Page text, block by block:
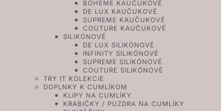
BOHEME KAUČUKOVÉ
DE LUX KAUČUKOVÉ
SUPREME KAUČUKOVÉ
COUTURE KAUČUKOVÉ
SILIKÓNOVÉ
DE LUX SILIKÓNOVÉ
INFINITY SILIKÓNOVÉ
SUPREME SILIKÓNOVÉ
COUTURE SILIKÓNOVÉ
TRY IT KOLEKCIE
DOPLNKY K CUMLÍKOM
KLIPY NA CUMLÍKY
KRABIČKY / PUZDRA NA CUMLÍKY